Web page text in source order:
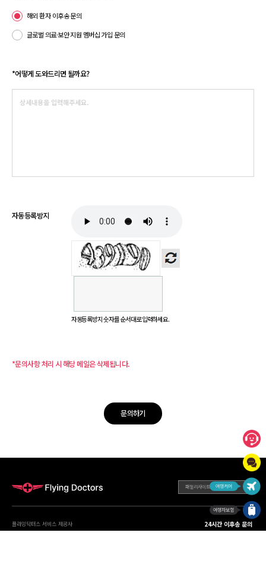
해외 환자 이후송 문의
글로벌 의료·보안 지원 멤버십 가입 문의
*어떻게 도와드리면 될까요?
자동등록방지
자동등록방지 숫자를 순서대로 입력하세요.
*문의사항 처리 시 해당 메일은 삭제됩니다.
문의하기
플라잉닥터스 서비스 제공사
패밀리사이트
24시간 이후송 문의
02-360-2525